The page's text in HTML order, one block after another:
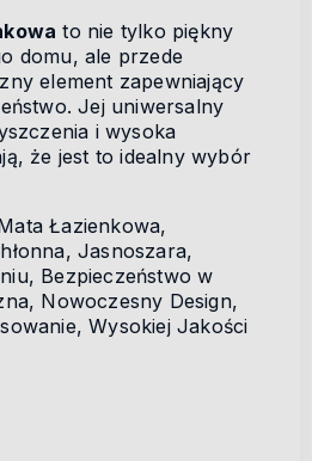
to nie tylko piękny
domu, ale przede
element zapewniający
Jej uniwersalny
i wysoka
że jest to idealny wybór
Łazienkowa,
Jasnoszara,
Bezpieczeństwo w
Nowoczesny Design,
Wysokiej Jakości